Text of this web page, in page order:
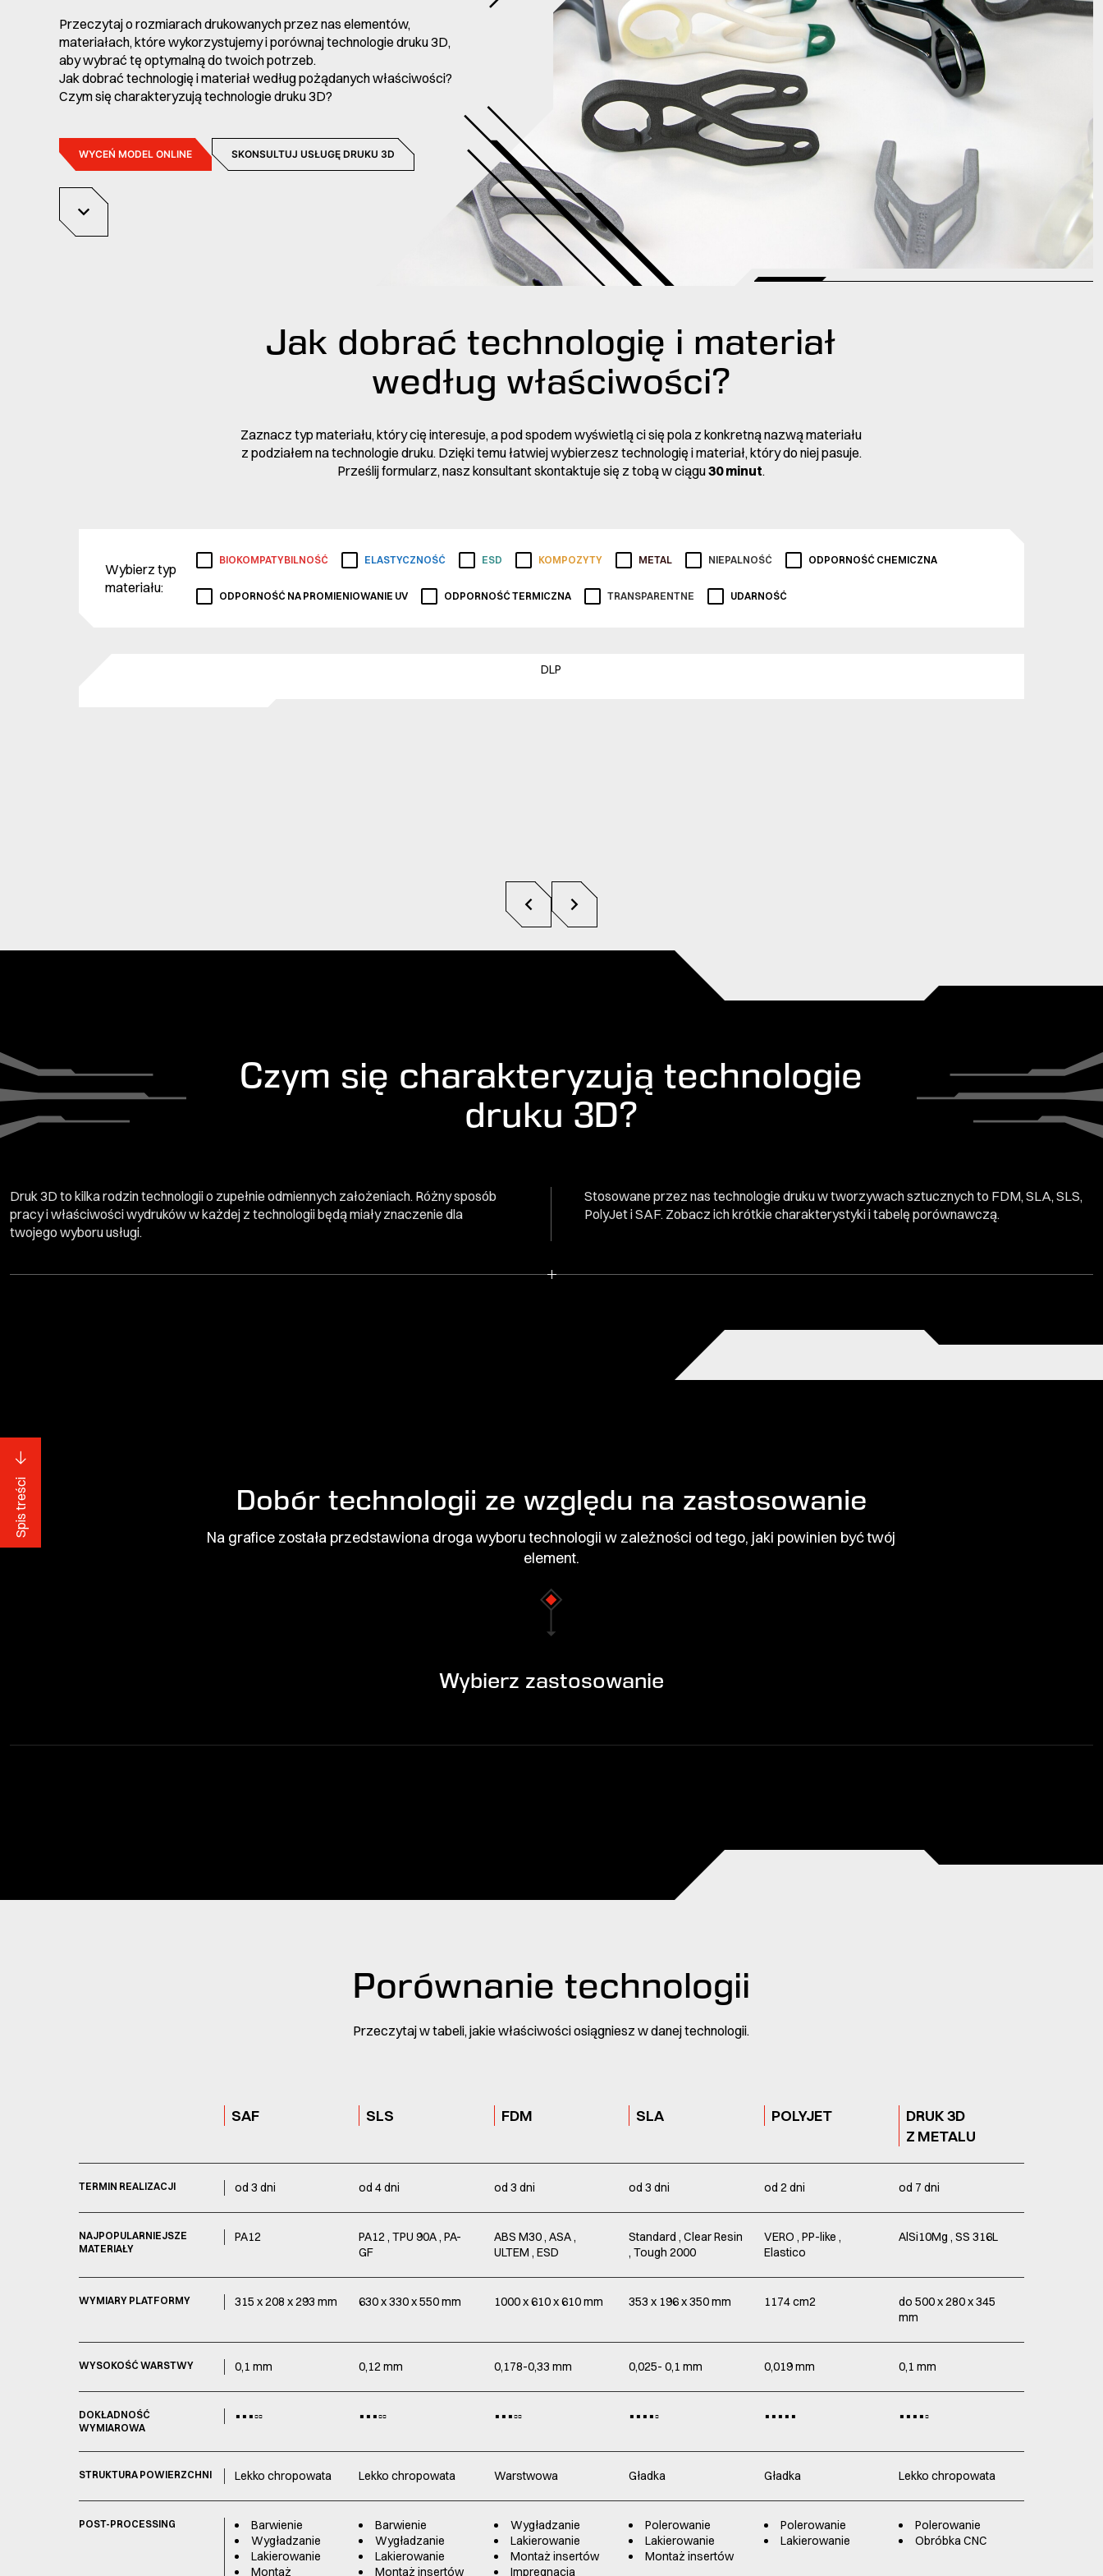
Przeczytaj o rozmiarach drukowanych przez nas elementów,
materiałach, które wykorzystujemy i porównaj technologie druku 3D,
aby wybrać tę optymalną do twoich potrzeb.
Jak dobrać technologię i materiał według pożądanych właściwości?
Czym się charakteryzują technologie druku 3D?
WYCEŃ MODEL ONLINE SKONSULTUJ USŁUGĘ DRUKU 3D
Jak dobrać technologię i materiał
według właściwości?
Zaznacz typ materiału, który cię interesuje, a pod spodem wyświetlą ci się pola z konkretną nazwą materiału
z podziałem na technologie druku. Dzięki temu łatwiej wybierzesz technologię i materiał, który do niej pasuje.
Prześlij formularz, nasz konsultant skontaktuje się z tobą w ciągu30 minut.
Wybierz typ
materiału:
BIOKOMPATYBILNOŚĆ ELASTYCZNOŚĆ ESD KOMPOZYTY METAL NIEPALNOŚĆ ODPORNOŚĆ CHEMICZNA
ODPORNOŚĆ NA PROMIENIOWANIE UV ODPORNOŚĆ TERMICZNA TRANSPARENTNE UDARNOŚĆ
DLP
Czym się charakteryzują technologie
druku 3D?
Druk 3D to kilka rodzin technologii o zupełnie odmiennych założeniach. Różny sposób
pracy i właściwości wydruków w każdej z technologii będą miały znaczenie dla
twojego wyboru usługi.
Stosowane przez nas technologie druku w tworzywach sztucznych to FDM, SLA, SLS,
PolyJet i SAF. Zobacz ich krótkie charakterystyki i tabelę porównawczą.
Dobór technologii ze względu na zastosowanie
Na grafice została przedstawiona droga wyboru technologii w zależności od tego, jaki powinien być twój
element.
Wybierz zastosowanie
Porównanie technologii
Przeczytaj w tabeli, jakie właściwości osiągniesz w danej technologii.
SAF SLS FDM SLA POLYJET
DRUK 3D
Z METALU
TERMIN REALIZACJI od 3 dni od 4 dni od 3 dni od 3 dni od 2 dni od 7 dni
NAJPOPULARNIEJSZE
MATERIAŁY
PA12
PA12 , TPU 90A , PA-
GF
ABS M30 , ASA ,
ULTEM , ESD
Standard , Clear Resin
, Tough 2000
VERO , PP-like ,
Elastico
AlSi10Mg , SS 316L
WYMIARY PLATFORMY 315 x 208 x 293 mm 630 x 330 x 550 mm 1000 x 610 x 610 mm 353 x 196 x 350 mm 1174 cm2
do 500 x 280 x 345
mm
WYSOKOŚĆ WARSTWY 0,1 mm 0,12 mm 0,178-0,33 mm 0,025- 0,1 mm 0,019 mm 0,1 mm
DOKŁADNOŚĆ
WYMIAROWA
▪️▪️▪️▫️▫️ ▪️▪️▪️▫️▫️ ▪️▪️▪️▫️▫️ ▪️▪️▪️▪️▫️ ▪️▪️▪️▪️▪️ ▪️▪️▪️▪️▫️
STRUKTURA POWIERZCHNI Lekko chropowata Lekko chropowata Warstwowa Gładka Gładka Lekko chropowata
POST-PROCESSING
Barwienie
Wygładzanie
Lakierowanie
Montaż
Barwienie
Wygładzanie
Lakierowanie
Montaż insertów
Wygładzanie
Lakierowanie
Montaż insertów
Impregnacja
Polerowanie
Lakierowanie
Montaż insertów
Polerowanie
Lakierowanie
Polerowanie
Obróbka CNC
Spis treści